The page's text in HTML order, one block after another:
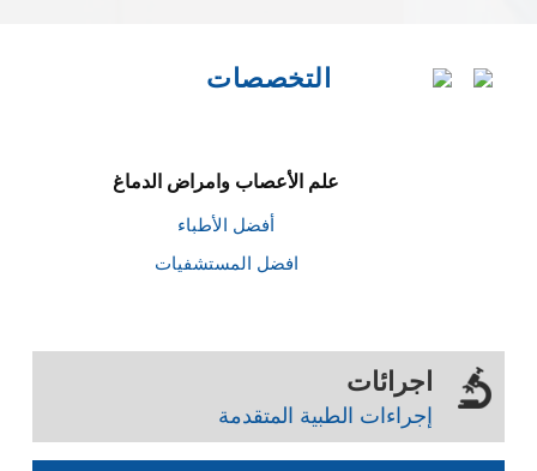
التخصصات
علم الأعصاب وامراض الدماغ
أفضل الأطباء
افضل المستشفيات
اجرائات
إجراءات الطبية المتقدمة